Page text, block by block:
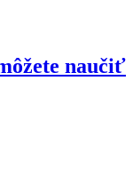
naučiť